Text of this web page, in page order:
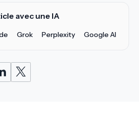
avec une IA
Grok Perplexity Google AI